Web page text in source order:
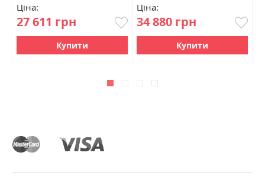
Ціна:
27 611 грн
Купити
Ціна:
34 880 грн
Купити